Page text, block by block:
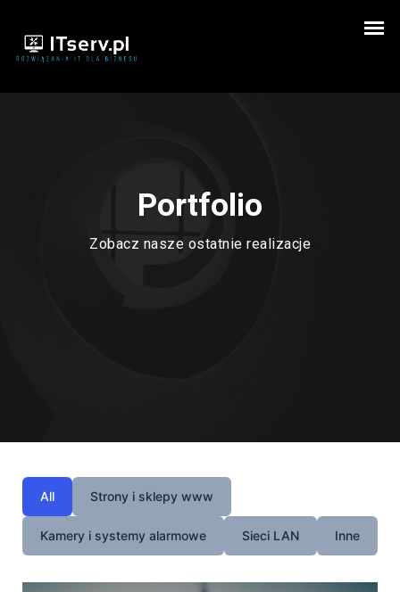
Portfolio
Zobacz nasze ostatnie realizacje
All Strony i sklepy www
Kamery i systemy alarmowe Sieci LAN Inne